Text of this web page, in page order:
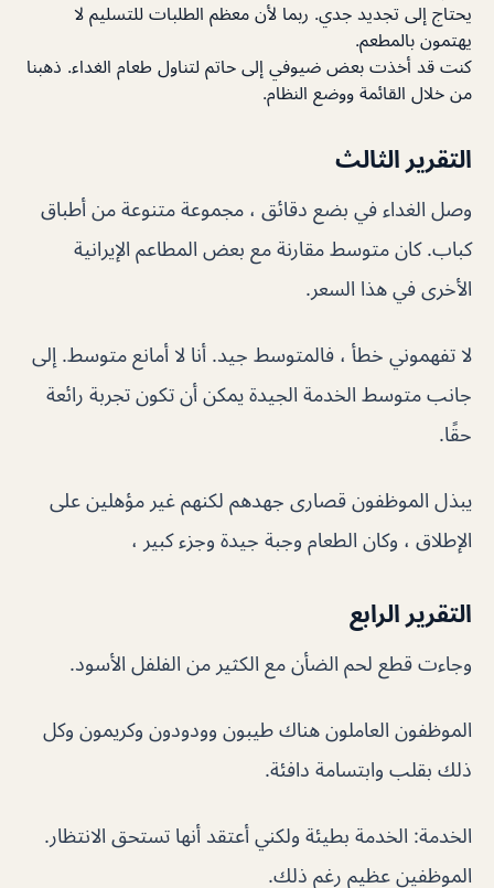
يحتاج إلى تجديد جدي. ربما لأن معظم الطلبات للتسليم لا
يهتمون بالمطعم.
كنت قد أخذت بعض ضيوفي إلى حاتم لتناول طعام الغداء. ذهبنا
من خلال القائمة ووضع النظام.
التقرير الثالث
وصل الغداء في بضع دقائق ، مجموعة متنوعة من أطباق
كباب. كان متوسط ​​مقارنة مع بعض المطاعم الإيرانية
الأخرى في هذا السعر.
لا تفهموني خطأ ، فالمتوسط ​​جيد. أنا لا أمانع متوسط. إلى
جانب متوسط ​​الخدمة الجيدة يمكن أن تكون تجربة رائعة
حقًا.
يبذل الموظفون قصارى جهدهم لكنهم غير مؤهلين على
الإطلاق ، وكان الطعام وجبة جيدة وجزء كبير ،
التقرير الرابع
وجاءت قطع لحم الضأن مع الكثير من الفلفل الأسود.
الموظفون العاملون هناك طيبون وودودون وكريمون وكل
ذلك بقلب وابتسامة دافئة.
الخدمة: الخدمة بطيئة ولكني أعتقد أنها تستحق الانتظار.
الموظفين عظيم رغم ذلك.